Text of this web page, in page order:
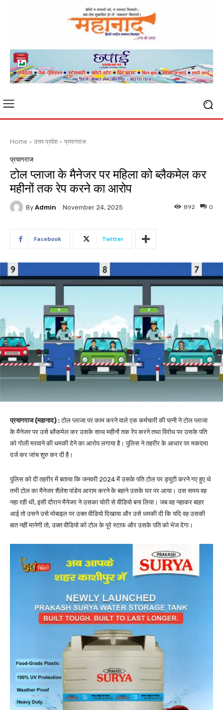
Home उत्तर प्रदेश प्रयागराज
प्रयागराज
टोल प्लाजा के मैनेजर पर महिला को ब्लैकमेल कर
महीनों तक रेप करने का आरोप
By Admin November 24, 2025 0
892
Facebook Twitter
प्रयागराज (महानाद) :टोल प्लाजा पर काम करने वाले एक कर्मचारी की पत्नी ने टोल प्लाजा
के मैनेजर पर उसे ब्लैकमेल कर उसके साथ महीनों तक रेप करने तथा विरोध पर उसके पति
को गोली मरवाने की धमकी देने का आरोप लगाया है। पुलिस ने तहरीर के आधार पर मकदमा
दर्ज कर जांच शुरु कर दी है।
पुलिस को दी तहरीर में बताया कि जनवरी 2024 में उसके पति टोल पर ड्यूटी करने गए हुए थे
तभी टोल का मैनेजर शैलेश पांडेय आराम करने के बहाने उसके घर पर आया। उस समय वह
नहा रही थी, इसी दौरान मैनेजर ने उसका चोरी से वीडियो बना लिया। जब वह नहाकर बाहर
आई तो उसने उसे मोबाइल पर उक्त वीडियो दिखाया और उसे धमकी दी कि यदि वह उसकी
बात नहीं मानेगी तो, उक्त वीडियो को टोल के पूरे स्टाफ और उसके पति को भेज देगा।